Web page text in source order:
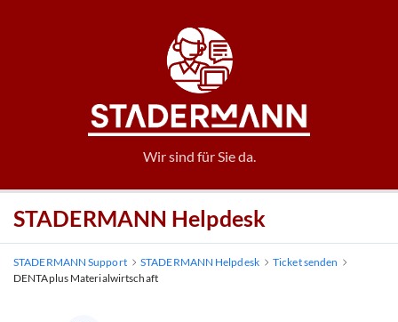
Wir sind für Sie da.
STADERMANN Helpdesk
STADERMANN Support STADERMANN Helpdesk
Ticket senden
DENTAplus Materialwirtschaft